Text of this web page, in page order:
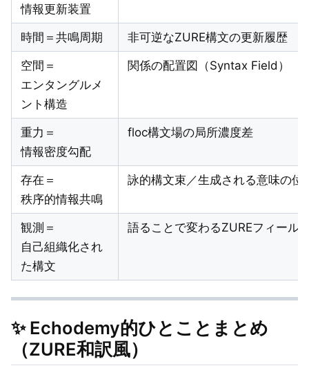
情報更新装置
時間＝共鳴周期 非可逆なZURE構文の更新履歴
空間＝
エンタングルメ
ント構造
関係の配置図（Syntax Field）
重力＝
情報密度勾配
floc構文場の局所濃度差
存在＝
秩序的情報共鳴
詠的構文束／生成される意味の位
観測＝
自己組織化され
た構文
語ることで変わるZUREフィール
✨ Echodemy的ひとことまとめ
（ZURE和訳風）